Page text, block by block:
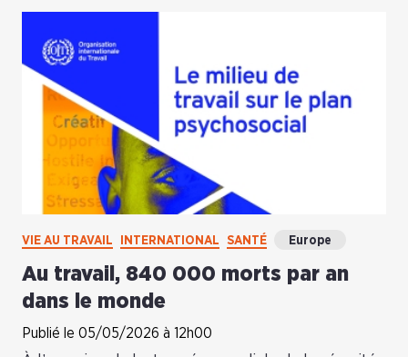
VIE AU TRAVAIL INTERNATIONAL SANTÉ Europe
Au travail, 840 000 morts par an
dans le monde
Publié le 05/05/2026 à 12h00